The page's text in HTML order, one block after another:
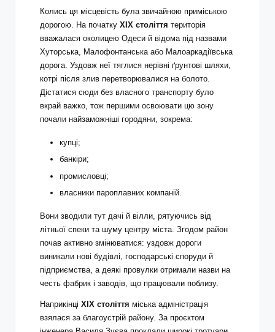
Колись ця місцевість була звичайною приміською
дорогою. На початку XIX століття територія
вважалася околицею Одеси й відома під назвами
Хуторська, Малофонтанська або Малоаркадіївська
дорога. Уздовж неї тяглися нерівні ґрунтові шляхи,
котрі після злив перетворювалися на болото.
Дістатися сюди без власного транспорту було
вкрай важко, тож першими освоювати цю зону
почали найзаможніші городяни, зокрема:
купці;
банкіри;
промисловці;
власники пароплавних компаній.
Вони зводили тут дачі й вілли, рятуючись від
літньої спеки та шуму центру міста. Згодом район
почав активно змінюватися: уздовж дороги
виникали нові будівлі, господарські споруди й
підприємства, а деякі провулки отримали назви на
честь фабрик і заводів, що працювали поблизу.
Наприкінці XIX століття міська адміністрація
взялася за благоустрій району. За проєктом